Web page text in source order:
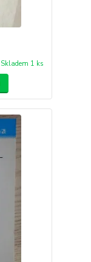
Skladem 1 ks